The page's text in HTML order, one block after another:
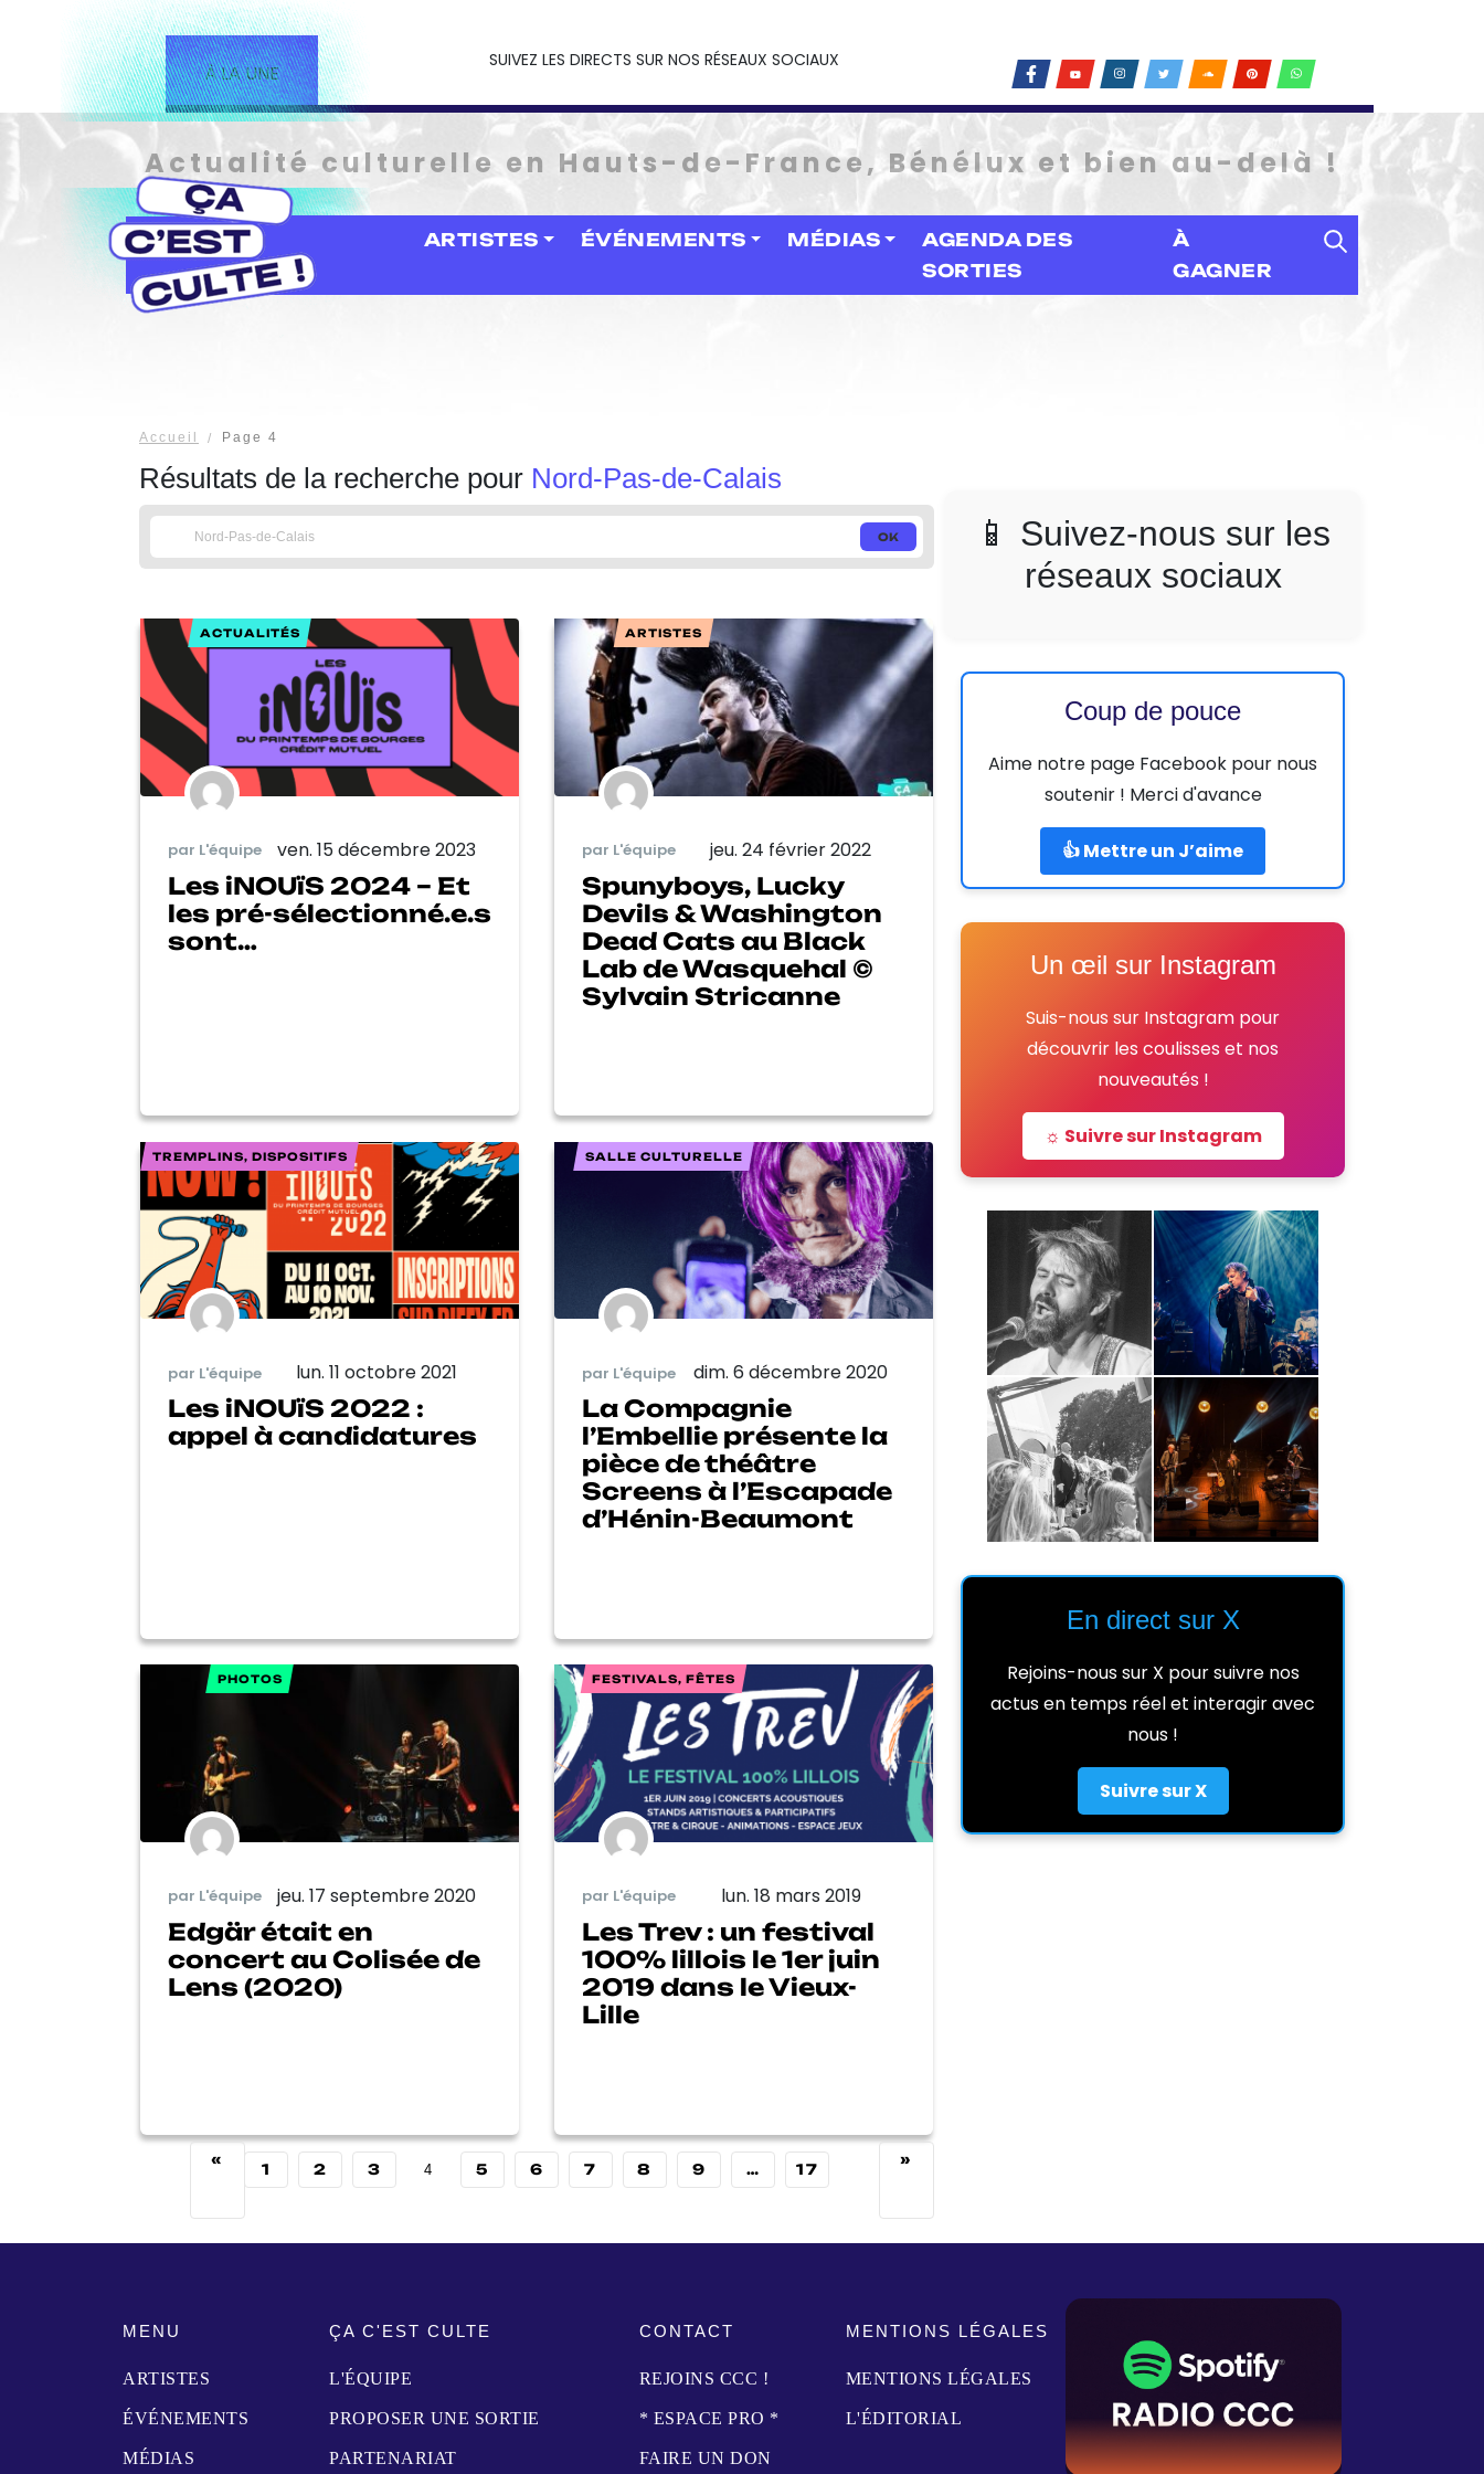
À LA UNE
SUIVEZ LES DIRECTS SUR NOS RÉSEAUX SOCIAUX
Actualité culturelle en Hauts-de-France, Bénélux et bien au-delà !
ARTISTES ÉVÉNEMENTS MÉDIAS
AGENDA DES
SORTIES
À
GAGNER
Accueil Page 4
Résultats de la recherche pour Nord-Pas-de-Calais
ACTUALITÉS
par L'équipe ven. 15 décembre 2023
Les iNOUïS 2024 – Et
les pré-sélectionné.e.s
sont…
ARTISTES
par L'équipe jeu. 24 février 2022
Spunyboys, Lucky
Devils & Washington
Dead Cats au Black
Lab de Wasquehal ©
Sylvain Stricanne
TREMPLINS, DISPOSITIFS
par L'équipe lun. 11 octobre 2021
Les iNOUïS 2022 :
appel à candidatures
SALLE CULTURELLE
par L'équipe dim. 6 décembre 2020
La Compagnie
l’Embellie présente la
pièce de théâtre
Screens à l’Escapade
d’Hénin-Beaumont
PHOTOS
par L'équipe jeu. 17 septembre 2020
Edgär était en
concert au Colisée de
Lens (2020)
FESTIVALS, FÊTES
par L'équipe lun. 18 mars 2019
Les Trev : un festival
100% lillois le 1er juin
2019 dans le Vieux-
Lille
«
1 2 3 4 5 6 7 8 9 … 17
»
📱 Suivez-nous sur les
réseaux sociaux
Coup de pouce
Aime notre page Facebook pour nous
soutenir ! Merci d'avance
👍 Mettre un J’aime
Un œil sur Instagram
Suis-nous sur Instagram pour
découvrir les coulisses et nos
nouveautés !
☼ Suivre sur Instagram
En direct sur X
Rejoins-nous sur X pour suivre nos
actus en temps réel et interagir avec
nous !
Suivre sur X
MENU
ARTISTES
ÉVÉNEMENTS
MÉDIAS
ÇA C'EST CULTE
L'ÉQUIPE
PROPOSER UNE SORTIE
PARTENARIAT
CONTACT
REJOINS CCC !
* ESPACE PRO *
FAIRE UN DON
MENTIONS LÉGALES
MENTIONS LÉGALES
L'ÉDITORIAL